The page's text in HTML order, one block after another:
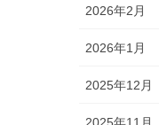
2026年2月
2026年1月
2025年12月